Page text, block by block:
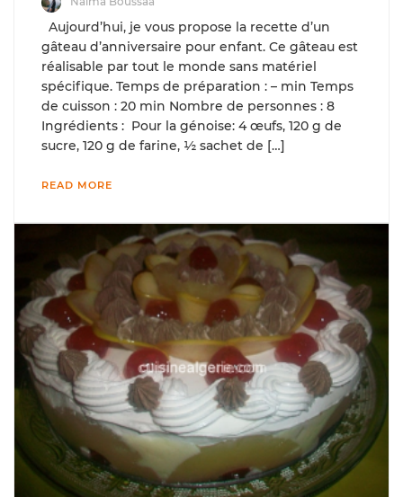
Aujourd’hui, je vous propose la recette d’un
gâteau d’anniversaire pour enfant. Ce gâteau est
réalisable par tout le monde sans matériel
spécifique. Temps de préparation : – min Temps
de cuisson : 20 min Nombre de personnes : 8
Ingrédients : Pour la génoise: 4 œufs, 120 g de
sucre, 120 g de farine, ½ sachet de […]
READ MORE